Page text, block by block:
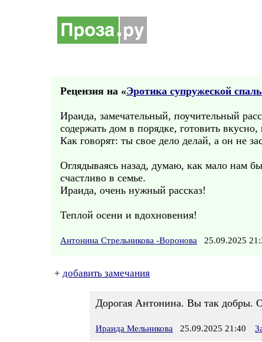
Рецензия на «Эротика супружеской
Ираида, замечательный, поучительный
содержать дом в порядке, готовить
Как говорят: ты свое дело делай, а он не
Оглядываясь назад, думаю, как мало нам
счастливо в семье.
Ираида, очень нужный рассказ!
Теплой осени и вдохновения!
Антонина Стрельникова -Воронова 25.09.2025
+ добавить замечания
Дорогая Антонина. Вы так добры.
Ираида Мельникова 25.09.2025 21:40